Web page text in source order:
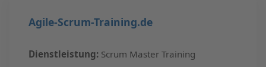
Agile-Scrum-Training.de
Dienstleistung: Scrum Master Training